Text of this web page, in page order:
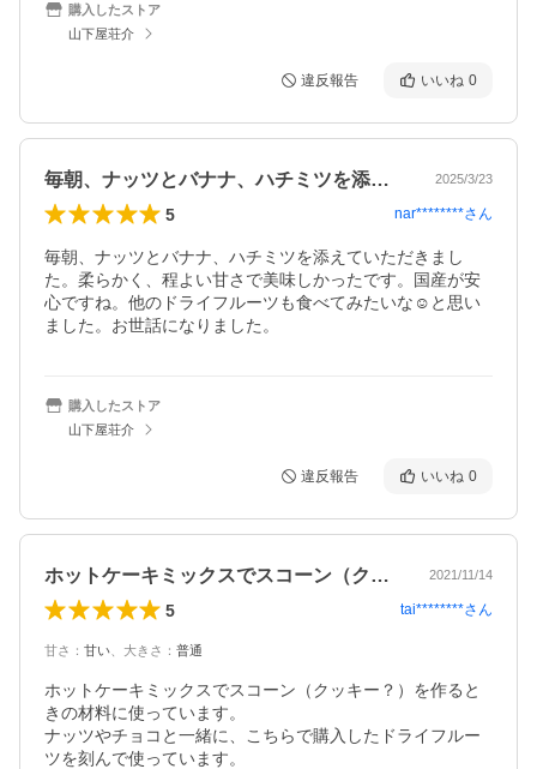
購入したストア
山下屋荘介
違反報告 いいね 0
毎朝、ナッツとバナナ、ハチミツを添えて… 2025/3/23
5 nar********さん
毎朝、ナッツとバナナ、ハチミツを添えていただきまし
た。柔らかく、程よい甘さで美味しかったです。国産が安
心ですね。他のドライフルーツも食べてみたいな☺️と思い
ました。お世話になりました。
購入したストア
山下屋荘介
違反報告 いいね 0
ホットケーキミックスでスコーン（クッキ… 2021/11/14
5 tai********さん
甘さ ： 甘い 大きさ ： 普通
ホットケーキミックスでスコーン（クッキー？）を作ると
きの材料に使っています。
ナッツやチョコと一緒に、こちらで購入したドライフルー
ツを刻んで使っています。